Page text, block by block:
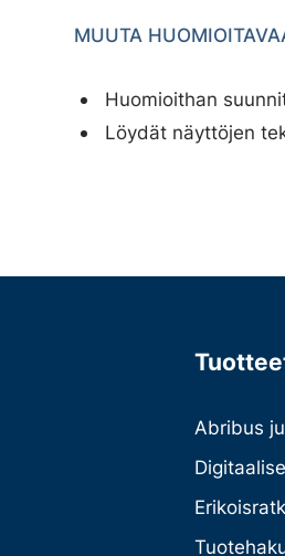
MUUTA
Huomioithan
Löydät näyttöjen
Abribus